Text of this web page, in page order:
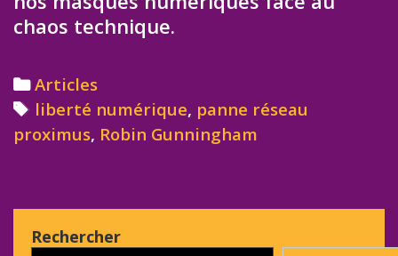
chaos technique.
Categories
Articles
Tags
liberté numérique, panne réseau
proximus, Robin Gunningham
Rechercher